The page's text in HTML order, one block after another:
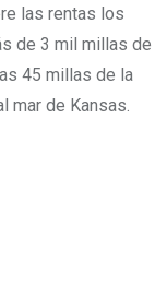
las rentas los
de 3 mil millas de
45 millas de la
mar de Kansas.